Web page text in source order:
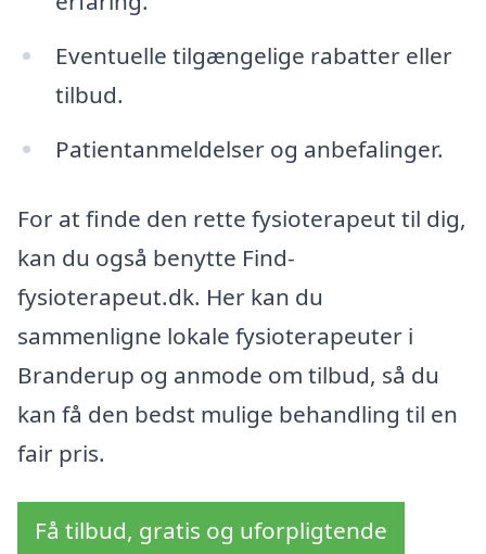
Eventuelle tilgængelige rabatter eller
tilbud.
Patientanmeldelser og anbefalinger.
For at finde den rette fysioterapeut til dig,
kan du også benytte Find-
fysioterapeut.dk. Her kan du
sammenligne lokale fysioterapeuter i
Branderup og anmode om tilbud, så du
kan få den bedst mulige behandling til en
fair pris.
Få tilbud, gratis og uforpligtende